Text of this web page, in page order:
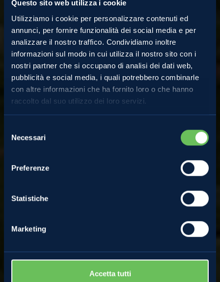
Questo sito web utilizza i cookie
Utilizziamo i cookie per personalizzare contenuti ed
annunci, per fornire funzionalità dei social media e per
analizzare il nostro traffico. Condividiamo inoltre
informazioni sul modo in cui utilizza il nostro sito con i
nostri partner che si occupano di analisi dei dati web,
pubblicità e social media, i quali potrebbero combinarle
con altre informazioni che ha fornito loro o che hanno
raccolto dal suo utilizzo dei loro servizi.
delNecessari
Preferenze
Statistiche
Marketing
Accetta tutti
Almanacco
Animali in Val di Non:
fotografia della fauna